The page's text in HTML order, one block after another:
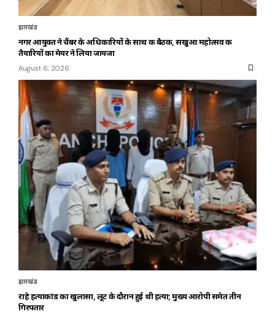
झारखंड
नगर आयुक्त ने चैंबर के अधिकारियों के साथ की बैठक, सखुआ महोत्सव की
तैयारियों का मेयर ने लिया जायजा
August 6, 2026
झारखंड
राहे हत्याकांड का खुलासा, लूट के दौरान हुई थी हत्या; मुख्य आरोपी समेत तीन
गिरफ्तार